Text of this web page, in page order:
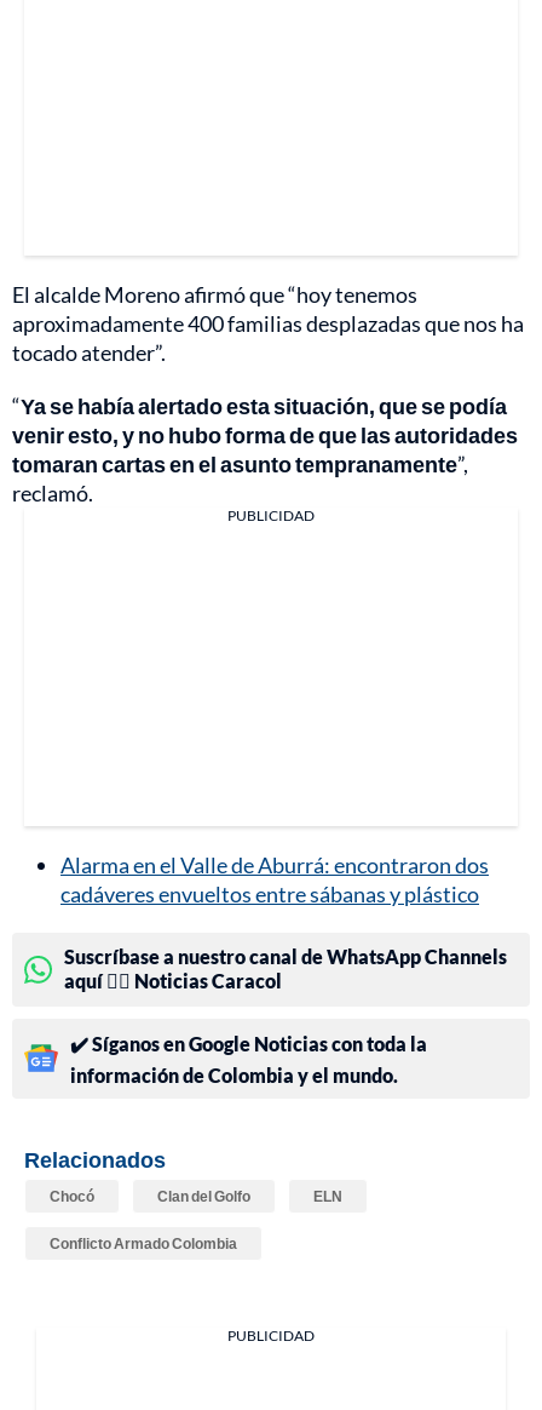
El alcalde Moreno afirmó que “hoy tenemos
aproximadamente 400 familias desplazadas que nos ha
tocado atender”.
“Ya se había alertado esta situación, que se podía
venir esto, y no hubo forma de que las autoridades
tomaran cartas en el asunto tempranamente”,
reclamó.
PUBLICIDAD
Alarma en el Valle de Aburrá: encontraron dos
cadáveres envueltos entre sábanas y plástico
Suscríbase a nuestro canal de WhatsApp Channels
aquí 👉🏻 Noticias Caracol
✔️ Síganos en Google Noticias con toda la
información de Colombia y el mundo.
Relacionados
Chocó Clan del Golfo ELN
Conflicto Armado Colombia
PUBLICIDAD